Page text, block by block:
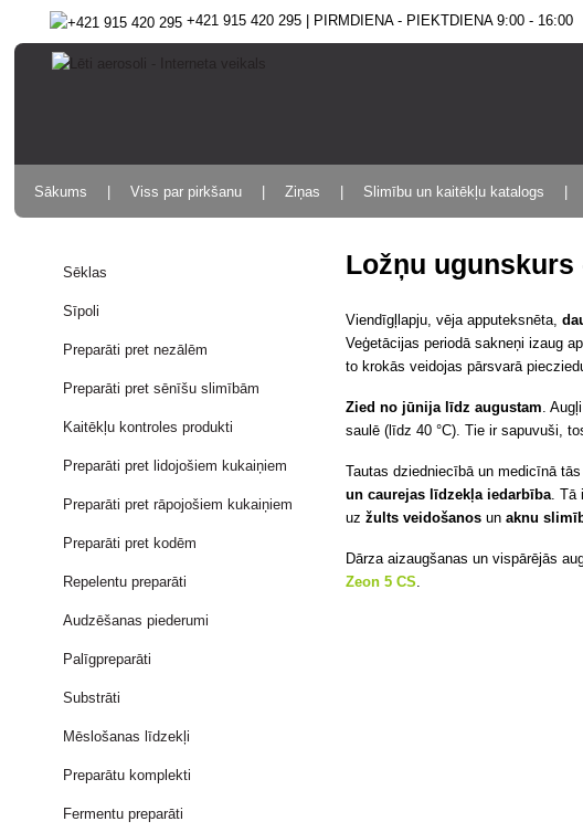
+421 915 420 295 | PIRMDIENA - PIEKTDIENA 9:00 - 16:00
Sākums Viss par pirkšanu Ziņas Slimību un kaitēkļu katalogs
Sēklas
Sīpoli
Preparāti pret nezālēm
Preparāti pret sēnīšu slimībām
Kaitēkļu kontroles produkti
Preparāti pret lidojošiem kukaiņiem
Preparāti pret rāpojošiem kukaiņiem
Preparāti pret kodēm
Repelentu preparāti
Audzēšanas piederumi
Palīgpreparāti
Substrāti
Mēslošanas līdzekļi
Preparātu komplekti
Fermentu preparāti
Ložņu ugunskurs
Viendīgļlapju, vēja apputeksnēta,
Veģetācijas periodā sakneņi izaug
to krokās veidojas pārsvarā
Ziedno jūnija līdz augustam .
saulē (līdz 40 °C). Tie ir sapuvuši,
Tautas dziedniecībā un medicīnā
un caurejas līdzekļa iedarbība .
uzžults veidošanosunaknu
Dārza aizaugšanas un vispārējās
Zeon 5 CS